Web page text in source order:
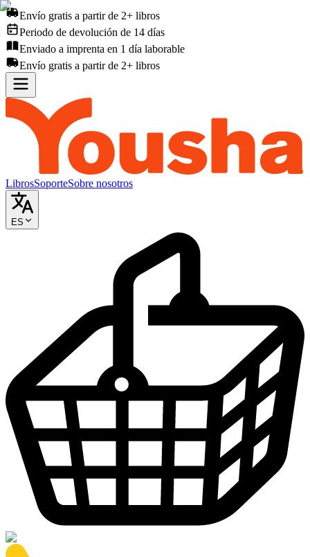
Envío gratis a partir de 2+ libros
Periodo de devolución de 14 días
Enviado a imprenta en 1 día laborable
Envío gratis a partir de 2+ libros
LibrosSoporteSobre nosotros
ES